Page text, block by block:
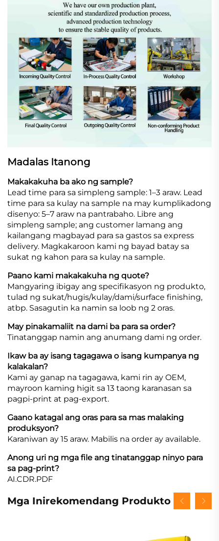
Madalas Itanong
Makakakuha ba ako ng sample?
Lead time para sa simpleng sample: 1–3 araw. Lead
time para sa kulay na sample na may kumplikadong
disenyo: 5–7 araw na pantrabaho. Libre ang
simpleng sample; ang customer lamang ang
kailangang magbayad para sa gastos sa express
delivery. Magkakaroon kami ng bayad batay sa
sukat ng kahon para sa kulay na sample.
Paano kami makakakuha ng quote?
Mangyaring ibigay ang specifikasyon ng produkto,
tulad ng sukat/hugis/kulay/dami/surface finishing,
atbp. Sasagutin ka namin sa loob ng 2 oras.
May pinakamaliit na dami ba para sa order?
Tinatanggap namin ang anumang dami ng order.
Ikaw ba ay isang tagagawa o isang kumpanya ng
kalakalan?
Kami ay ganap na tagagawa, kami rin ay OEM,
mayroon kaming higit sa 13 taong karanasan sa
pagpi-print at pag-export.
Gaano katagal ang oras para sa mas malaking
produksyon?
Karaniwan ay 15 araw. Mabilis na order ay available.
Anong uri ng mga file ang tinatanggap ninyo para
sa pag-print?
AI.CDR.PDF
Mga Inirekomendang Produkto